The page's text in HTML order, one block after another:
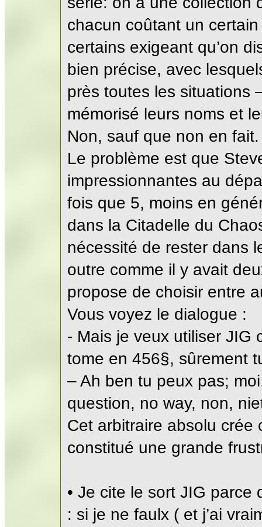
chacun coûtant un
certains exigeant qu’on
bien précise, avec
près toutes les situations
mémorisé leurs noms et
Non, sauf que non en fait.
Le problème est que
impressionnantes au
fois que 5, moins en
dans la Citadelle du
nécessité de rester dans
outre comme il y avait
propose de choisir entre
Vous voyez le dialogue :
- Mais je veux utiliser JIG
tome en 456§, sûrement
– Ah ben tu peux pas;
question, no way, non,
Cet arbitraire absolu crée
constitué une grande
• Je cite le sort JIG parce
: si je ne faulx ( et j’ai